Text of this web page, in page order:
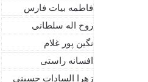
فاطمه بیات فارس
روح اله سلطانی
نگین پور غلام
افسانه راستی
زهرا السادات حسینی